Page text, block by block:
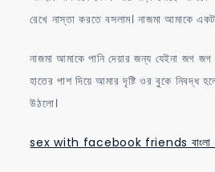
রেখে নাস্তা করতে বসলাম। নাজমা আমাকে
নাজমা আমাকে পানি দেয়ার জন্য যেইনা জগ
হাতের পাশ দিয়ে আমার দৃষ্টি ওর বুকে নিবদ্ধ
উঠলো।
sex with facebook friends বাংলা